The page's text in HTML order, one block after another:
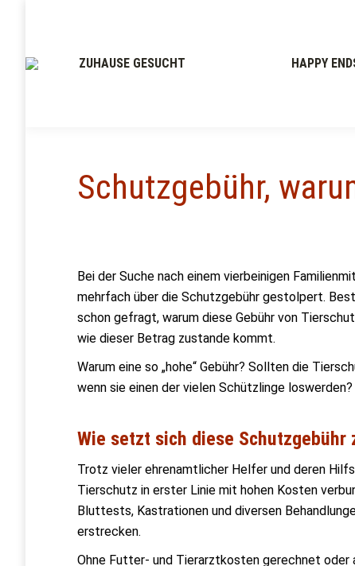
ZUHAUSE GESUCHT HAPPY
Schutzgebühr,
Du bist hier:
Bei der Suche nach einem vierbeinigen
mehrfach über die Schutzgebühr gestolpert.
schon gefragt, warum diese Gebühr von
wie dieser Betrag zustande kommt.
Warum eine so „hohe“ Gebühr? Sollten die
wenn sie einen der vielen Schützlinge loswerden?
Wie setzt sich diese Schutzgebühr
Trotz vieler ehrenamtlicher Helfer und deren
Tierschutz in erster Linie mit hohen Kosten
Bluttests, Kastrationen und diversen
erstrecken.
Ohne Futter- und Tierarztkosten gerechnet oder